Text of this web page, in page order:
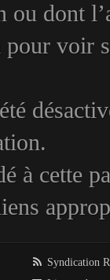
dont
voir
à cette
Syndication